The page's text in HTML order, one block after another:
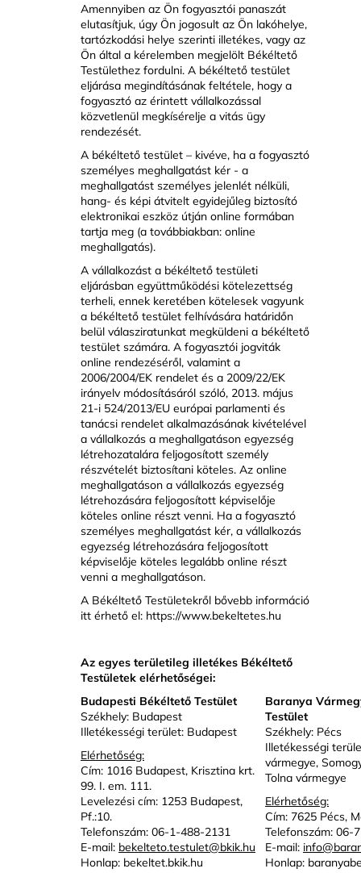
Amennyiben az Ön fogyasztói panaszát
elutasítjuk, úgy Ön jogosult az Ön lakóhelye,
tartózkodási helye szerinti illetékes, vagy az
Ön által a kérelemben megjelölt Békéltető
Testülethez fordulni. A békéltető testület
eljárása megindításának feltétele, hogy a
fogyasztó az érintett vállalkozással
közvetlenül megkísérelje a vitás ügy
rendezését.
A békéltető testület – kivéve, ha a fogyasztó
személyes meghallgatást kér - a
meghallgatást személyes jelenlét nélküli,
hang- és képi átvitelt egyidejűleg biztosító
elektronikai eszköz útján online formában
tartja meg (a továbbiakban: online
meghallgatás).
A vállalkozást a békéltető testületi
eljárásban együttműködési kötelezettség
terheli, ennek keretében kötelesek vagyunk
a békéltető testület felhívására határidőn
belül válasziratunkat megküldeni a békéltető
testület számára. A fogyasztói jogviták
online rendezéséről, valamint a
2006/2004/EK rendelet és a 2009/22/EK
irányelv módosításáról szóló, 2013. május
21-i 524/2013/EU európai parlamenti és
tanácsi rendelet alkalmazásának kivételével
a vállalkozás a meghallgatáson egyezség
létrehozatalára feljogosított személy
részvételét biztosítani köteles. Az online
meghallgatáson a vállalkozás egyezség
létrehozására feljogosított képviselője
köteles online részt venni. Ha a fogyasztó
személyes meghallgatást kér, a vállalkozás
egyezség létrehozására feljogosított
képviselője köteles legalább online részt
venni a meghallgatáson.
A Békéltető Testületekről bővebb információ
itt érhető el: https://www.bekeltetes.hu
Az egyes területileg illetékes Békéltető
Testületek elérhetőségei:
Budapesti Békéltető Testület
Székhely: Budapest
Illetékességi terület: Budapest
Elérhetőség:
Cím: 1016 Budapest, Krisztina krt.
99. I. em. 111.
Levelezési cím: 1253 Budapest,
Pf.:10.
Telefonszám: 06-1-488-2131
E-mail: bekelteto.testulet@bkik.hu
Honlap: bekeltet.bkik.hu
Baranya
Testület
Székhely: Pécs
Illetékességi
vármegye,
Tolna vármegye
Elérhetőség:
Cím: 7625 Pécs,
Telefonszám: 06-
E-mail:
Honlap: